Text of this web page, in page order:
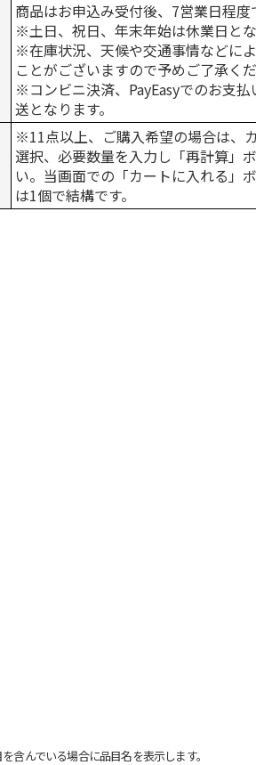
商品はお申込み受付後、7営業日程度
※土日、祝日、年末年始は休業日とな
※在庫状況、天候や交通事情などに
ことがございますので予めご了承くだ
※コンビニ決済、PayEasyでのお支
送となります。
※11点以上、ご購入希望の場合は、
選択、必要数量を入力し「再計算」
い。当画面での「カートに入れる」
は1個で結構です。
含んでいる場合に品目名を表示します。